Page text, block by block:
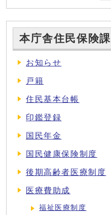
本庁舎住民保険課
お知らせ
戸籍
住民基本台帳
印鑑登録
国民年金
国民健康保険制度
後期高齢者医療制度
医療費助成
福祉医療制度